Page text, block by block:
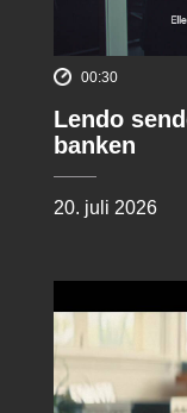
00:30
Lendo
banken
20. juli 2026